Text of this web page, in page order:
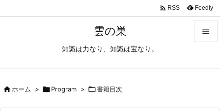
雲の巣
知識は力なり、知識は宝なり。

 RSS Feedly
ホーム > Program > 書籍目次